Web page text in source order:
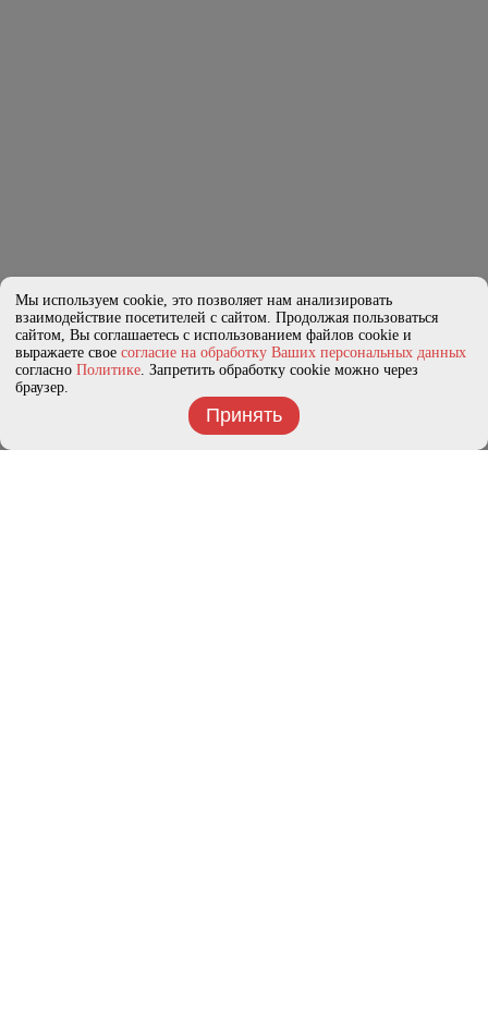
Мы используем cookie, это позволяет нам анализировать
взаимодействие посетителей с сайтом. Продолжая пользоваться
сайтом, Вы соглашаетесь с использованием файлов cookie и
выражаете свое согласие на обработку Ваших персональных данных
согласно Политике. Запретить обработку cookie можно через
браузер.
Принять